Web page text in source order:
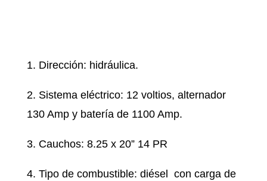
1. Dirección: hidráulica.
2. Sistema eléctrico: 12 voltios, alternador
130 Amp y batería de 1100 Amp.
3. Cauchos: 8.25 x 20” 14 PR
4. Tipo de combustible: diésel con carga de